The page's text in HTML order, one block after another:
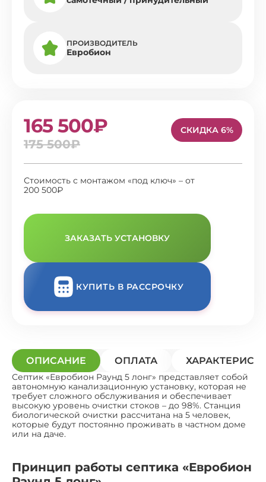
ПРОИЗВОДИТЕЛЬ
Евробион
165 500₽
175 500₽
СКИДКА 6%
Стоимость с монтажом «под ключ» – от
200 500₽
ЗАКАЗАТЬ УСТАНОВКУ
КУПИТЬ В РАССРОЧКУ
ОПИСАНИЕ ОПЛАТА
Септик «Евробион Раунд 5 лонг» представляет собой
автономную канализационную установку, которая не
требует сложного обслуживания и обеспечивает
высокую уровень очистки стоков – до 98%. Станция
биологической очистки рассчитана на 5 человек,
которые будут постоянно проживать в частном доме
или на даче.
Принцип работы септика «Евробион